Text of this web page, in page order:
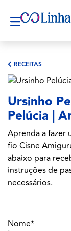
RECEITAS
Ursinho
Pelúcia |
Aprenda a fazer
fio Cisne
abaixo para
instruções de
necessários.
Nome*